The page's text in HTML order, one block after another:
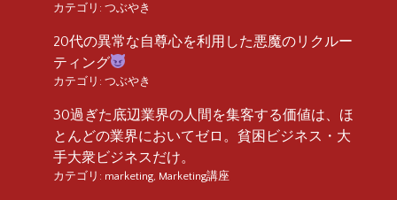
カテゴリ: つぶやき
20代の異常な自尊心を利用した悪魔のリクルー
ティング
カテゴリ: つぶやき
30過ぎた底辺業界の人間を集客する価値は、ほ
とんどの業界においてゼロ。貧困ビジネス・大
手大衆ビジネスだけ。
カテゴリ: marketing Marketing講座